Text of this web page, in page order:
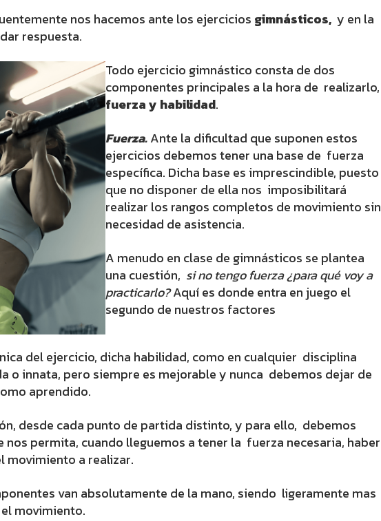
nos hacemos ante los ejercicios gimnásticos, y en la
respuesta.
Todo ejercicio gimnástico consta de dos
componentes principales a la hora de realizarlo,
fuerza y habilidad.
Fuerza.Ante la dificultad que suponen estos
ejercicios debemos tener una base de fuerza
específica. Dicha base es imprescindible, puesto
que no disponer de ella nos imposibilitará
realizar los rangos completos de movimiento sin
necesidad de asistencia.
A menudo en clase de gimnásticos se plantea
una cuestión, si no tengo fuerza ¿para qué voy a
practicarlo?Aquí es donde entra en juego el
segundo de nuestros factores
del ejercicio, dicha habilidad, como en cualquier disciplina
o innata, pero siempre es mejorable y nunca debemos dejar de
aprendido.
desde cada punto de partida distinto, y para ello, debemos
nos permita, cuando lleguemos a tener la fuerza necesaria, haber
movimiento a realizar.
van absolutamente de la mano, siendo ligeramente mas
movimiento.